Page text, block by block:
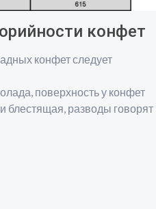
конфет
конфет следует
поверхность у конфет
блестящая, разводы говорят